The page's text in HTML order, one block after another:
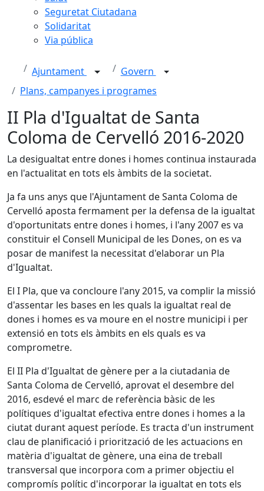
Seguretat Ciutadana
Solidaritat
Via pública
Ajuntament
Govern
Plans, campanyes i programes
II Pla d'Igualtat de Santa
Coloma de Cervelló 2016-2020
La desigualtat entre dones i homes continua instaurada
en l'actualitat en tots els àmbits de la societat.
Ja fa uns anys que l'Ajuntament de Santa Coloma de
Cervelló aposta fermament per la defensa de la igualtat
d'oportunitats entre dones i homes, i l'any 2007 es va
constituir el Consell Municipal de les Dones, on es va
posar de manifest la necessitat d'elaborar un Pla
d'Igualtat.
El I Pla, que va concloure l'any 2015, va complir la missió
d'assentar les bases en les quals la igualtat real de
dones i homes es va moure en el nostre municipi i per
extensió en tots els àmbits en els quals es va
comprometre.
El II Pla d'Igualtat de gènere per a la ciutadania de
Santa Coloma de Cervelló, aprovat el desembre del
2016, esdevé el marc de referència bàsic de les
polítiques d'igualtat efectiva entre dones i homes a la
ciutat durant aquest període. Es tracta d'un instrument
clau de planificació i priorització de les actuacions en
matèria d'igualtat de gènere, una eina de treball
transversal que incorpora com a primer objectiu el
compromís polític d'incorporar la igualtat en tots els